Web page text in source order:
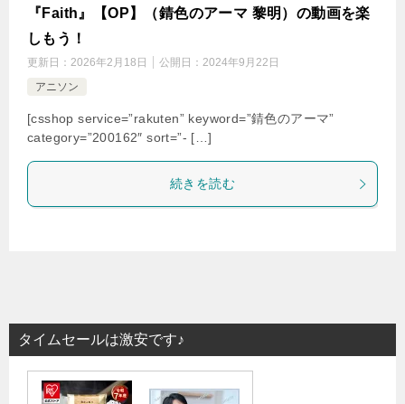
『Faith』【OP】（錆色のアーマ 黎明）の動画を楽
しもう！
更新日： 2026年2月18日 公開日： 2024年9月22日
アニソン
[csshop service=”rakuten” keyword=”錆色のアーマ”
category=”200162″ sort=”- […]
続きを読む
タイムセールは激安です♪